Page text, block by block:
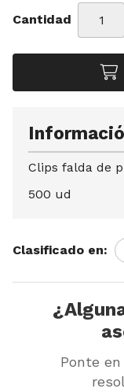
Cantidad
Clips falda de
500 ud
Clasificado en:
Ponte